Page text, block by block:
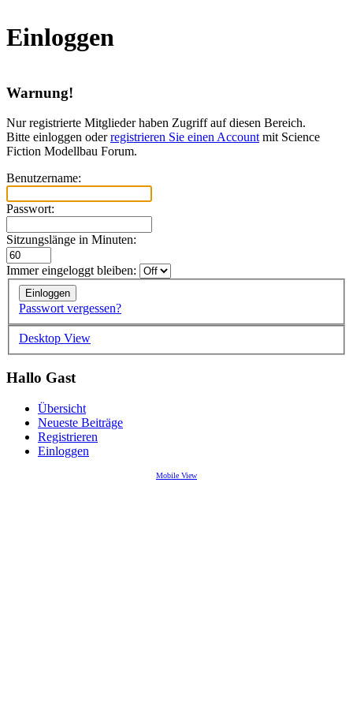
Einloggen
Warnung!
Nur registrierte Mitglieder haben Zugriff auf diesen Bereich.
Bitte einloggen oderregistrieren Sie einen Account mit Science
Fiction Modellbau Forum.
Benutzername:
Passwort:
Sitzungslänge in Minuten:
Immer eingeloggt bleiben:
Passwort vergessen?
Desktop View
Hallo Gast
Übersicht
Neueste Beiträge
Registrieren
Einloggen
Mobile View